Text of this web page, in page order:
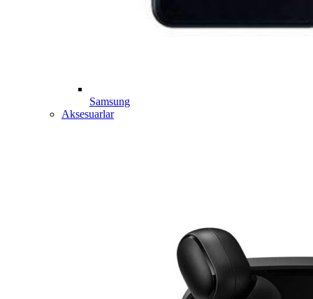
Samsung
Aksesuarlar